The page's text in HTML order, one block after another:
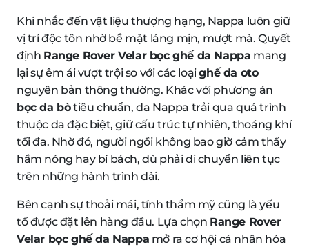
Khi nhắc đến vật liệu thượng hạng, Nappa luôn giữ
vị trí độc tôn nhờ bề mặt láng mịn, mượt mà. Quyết
định Range Rover Velar bọc ghế da Nappa mang
lại sự êm ái vượt trội so với các loạighế da oto
nguyên bản thông thường. Khác với phương án
bọc da bòtiêu chuẩn, da Nappa trải qua quá trình
thuộc da đặc biệt, giữ cấu trúc tự nhiên, thoáng khí
tối đa. Nhờ đó, người ngồi không bao giờ cảm thấy
hầm nóng hay bí bách, dù phải di chuyển liên tục
trên những hành trình dài.
Bên cạnh sự thoải mái, tính thẩm mỹ cũng là yếu
tố được đặt lên hàng đầu. Lựa chọn Range Rover
Velar bọc ghế da Nappa mở ra cơ hội cá nhân hóa